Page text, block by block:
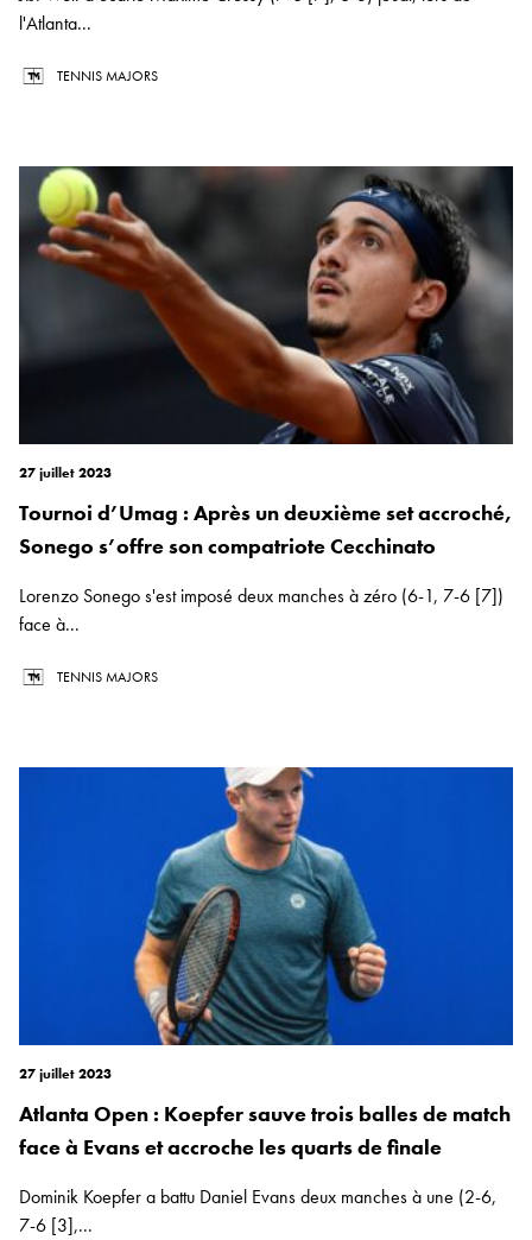
l'Atlanta...
TENNIS MAJORS
27 juillet 2023
Tournoi d’Umag : Après un deuxième set accroché,
Sonego s’offre son compatriote Cecchinato
Lorenzo Sonego s'est imposé deux manches à zéro (6-1, 7-6 [7])
face à...
TENNIS MAJORS
27 juillet 2023
Atlanta Open : Koepfer sauve trois balles de match
face à Evans et accroche les quarts de finale
Dominik Koepfer a battu Daniel Evans deux manches à une (2-6,
7-6 [3],...